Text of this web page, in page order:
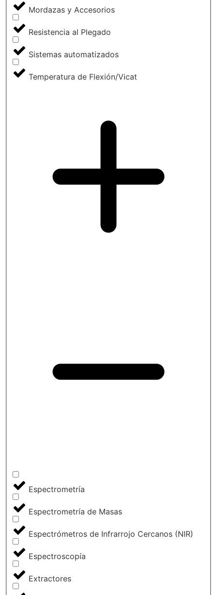
Mordazas y Accesorios
Resistencia al Plegado
Sistemas automatizados
Temperatura de Flexión/Vicat
Espectrometría
Espectrometría de Masas
Espectrómetros de Infrarrojo Cercanos (NIR)
Espectroscopía
Extractores